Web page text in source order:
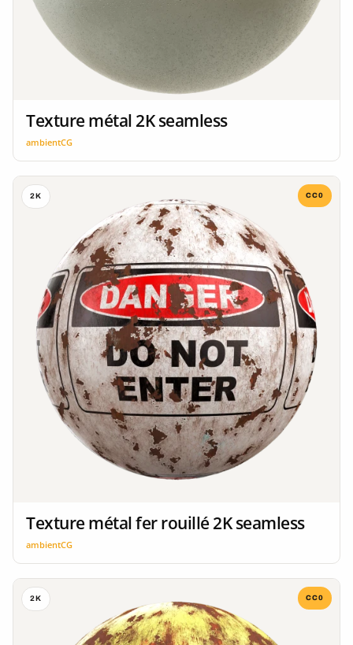
Texture métal 2K seamless
ambientCG
2K CC0
Texture métal fer rouillé 2K seamless
ambientCG
2K CC0